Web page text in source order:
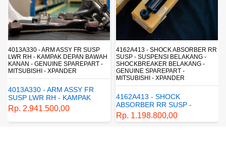
4013A330 - ARM ASSY FR SUSP
LWR RH - KAMPAK DEPAN BAWAH
KANAN - GENUINE SPAREPART -
MITSUBISHI - XPANDER
4013A330 - ARM ASSY FR
SUSP LWR RH - KAMPAK
DEPAN BAWAH KANAN -
GENUINE SPAREPART -
MITSUBISHI - XPANDER
Rp. 2.941.500,00
4162A413 - SHOCK ABSORBER RR
SUSP - SUSPENSI BELAKANG -
SHOCKBREAKER BELAKANG -
GENUINE SPAREPART -
MITSUBISHI - XPANDER
4162A413 - SHOCK
ABSORBER RR SUSP -
SUSPENSI BELAKANG -
SHOCKBREAKER BELAKANG
Rp. 1.198.800,00